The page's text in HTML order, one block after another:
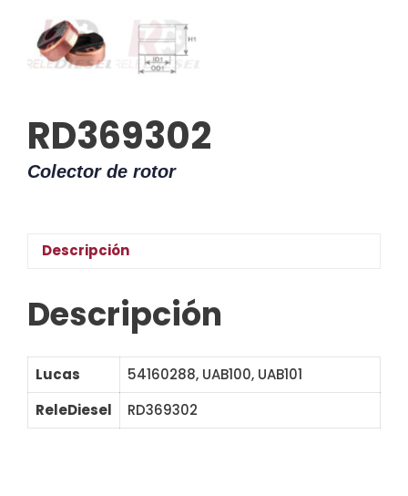
RD369302
Colector de rotor
Descripción
Descripción
Lucas
54160288, UAB100, UAB101
ReleDiesel
RD369302